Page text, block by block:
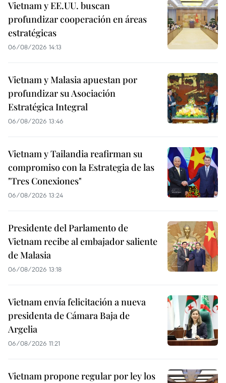
Vietnam y EE.UU. buscan
profundizar cooperación en áreas
estratégicas
06/08/2026 14:13
Vietnam y Malasia apuestan por
profundizar su Asociación
Estratégica Integral
06/08/2026 13:46
Vietnam y Tailandia reafirman su
compromiso con la Estrategia de las
"Tres Conexiones"
06/08/2026 13:24
Presidente del Parlamento de
Vietnam recibe al embajador saliente
de Malasia
06/08/2026 13:18
Vietnam envía felicitación a nueva
presidenta de Cámara Baja de
Argelia
06/08/2026 11:21
Vietnam propone regular por ley los